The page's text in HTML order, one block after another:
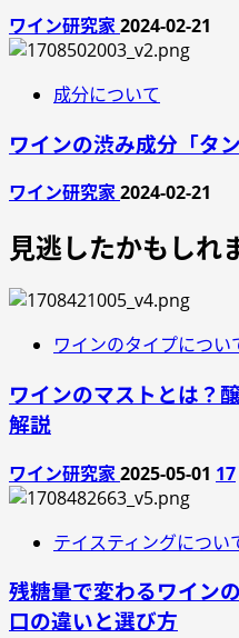
ワイン研究家2024-02-21
成分について
ワインの渋み成分「タ
ワイン研究家2024-02-21
見逃したかもしれ
ワインのタイプについ
ワインのマストとは？
解説
ワイン研究家2025-05-01 17
テイスティングについ
残糖量で変わるワイン
口の違いと選び方